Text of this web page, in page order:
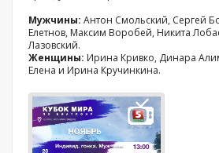
Мужчины: Антон Смольский, Сергей
Елетнов, Максим Воробей, Никита
Лазовский.
Женщины: Ирина Кривко, Динара
Елена и Ирина Кручинкина.